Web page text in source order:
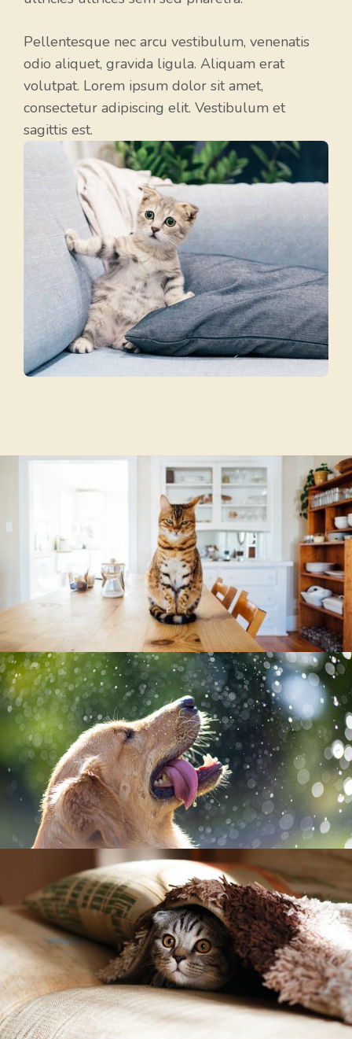
Pellentesque nec arcu vestibulum, venenatis
odio aliquet, gravida ligula. Aliquam erat
volutpat. Lorem ipsum dolor sit amet,
consectetur adipiscing elit. Vestibulum et
sagittis est.